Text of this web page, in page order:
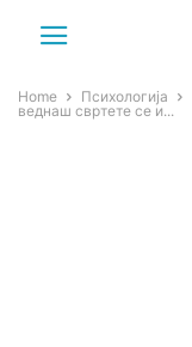
Home Психологија
веднаш свртете се и...